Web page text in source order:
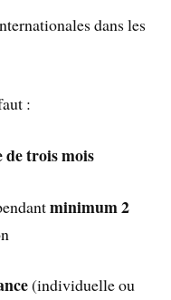
dans les
:
de trois mois
minimum 2
(individuelle ou